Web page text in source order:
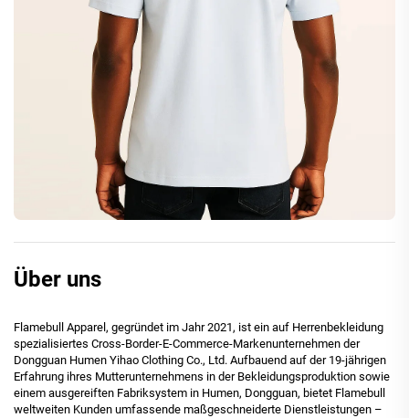
Über uns
Flamebull Apparel, gegründet im Jahr 2021, ist ein auf Herrenbekleidung
spezialisiertes Cross-Border-E-Commerce-Markenunternehmen der
Dongguan Humen Yihao Clothing Co., Ltd. Aufbauend auf der 19-jährigen
Erfahrung ihres Mutterunternehmens in der Bekleidungsproduktion sowie
einem ausgereiften Fabriksystem in Humen, Dongguan, bietet Flamebull
weltweiten Kunden umfassende maßgeschneiderte Dienstleistungen –